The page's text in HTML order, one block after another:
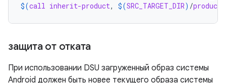
$(call inherit-product, $(SRC_TARGET_DIR) /product
защита от отката
При использовании DSU загруженный образ системы
Android должен быть новее текущего образа системы